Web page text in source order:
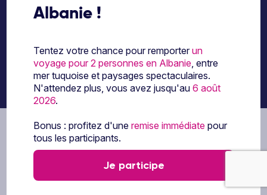
notre partenaire
Floa
Les partenaires Ôvoyages
Albanie !
Tentez votre chance pour remporterun
voyage pour 2 personnes en Albanie, entre
mer tuquoise et paysages spectaculaires.
N'attendez plus, vous avez jusqu'au 6 août
2026.
Bonus : profitez d'uneremise immédiate pour
tous les participants.
Je participe